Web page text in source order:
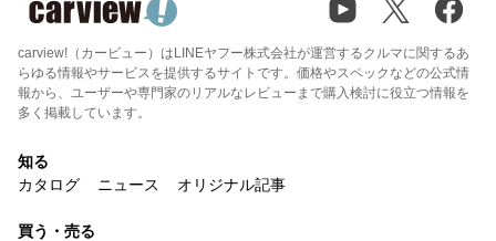
carview!（カービュー）はLINEヤフー株式会社が運営するクルマに関するあ
らゆる情報やサービスを提供するサイトです。価格やスペックなどの公式情
報から、ユーザーや専門家のリアルなレビューまで購入検討に役立つ情報を
多く掲載しています。
知る
カタログ
ニュース オリジナル記事
買う・売る